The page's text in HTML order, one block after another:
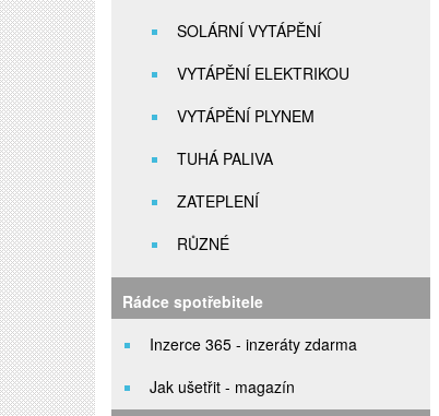
SOLÁRNÍ VYTÁPĚNÍ
VYTÁPĚNÍ ELEKTRIKOU
VYTÁPĚNÍ PLYNEM
TUHÁ PALIVA
ZATEPLENÍ
RŮZNÉ
Rádce spotřebitele
Inzerce 365 - inzeráty zdarma
Jak ušetřit - magazín